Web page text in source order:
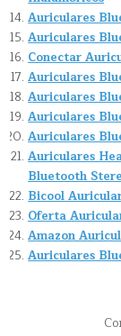
Auriculares
Auriculares
Conectar
Auriculares
Auriculares
Auriculares
Auriculares
Auriculares
Bluetooth
Bicool
Oferta
Amazon
Auriculares